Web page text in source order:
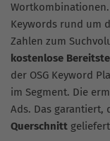
Keywords rund um
Zahlen zum
kostenlose
der OSG Keyword
im Segment. Die
Ads. Das garantiert,
Querschnitt